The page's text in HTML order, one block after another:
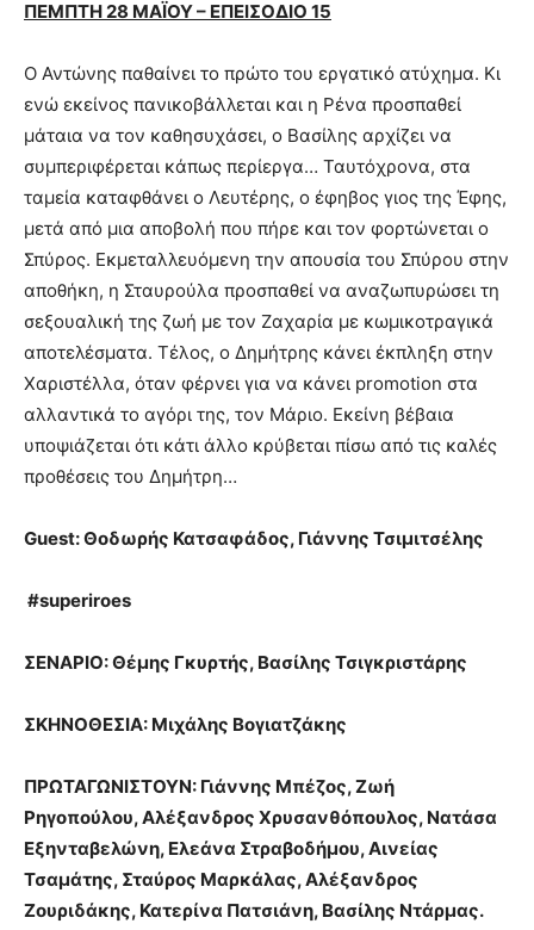
ΠΕΜΠΤΗ 28 ΜΑЇΟΥ – ΕΠΕΙΣΟΔΙΟ 15
Ο Αντώνης παθαίνει το πρώτο του εργατικό ατύχημα. Κι
ενώ εκείνος πανικοβάλλεται και η Ρένα προσπαθεί
μάταια να τον καθησυχάσει, ο Βασίλης αρχίζει να
συμπεριφέρεται κάπως περίεργα… Ταυτόχρονα, στα
ταμεία καταφθάνει ο Λευτέρης, ο έφηβος γιος της Έφης,
μετά από μια αποβολή που πήρε και τον φορτώνεται ο
Σπύρος. Εκμεταλλευόμενη την απουσία του Σπύρου στην
αποθήκη, η Σταυρούλα προσπαθεί να αναζωπυρώσει τη
σεξουαλική της ζωή με τον Ζαχαρία με κωμικοτραγικά
αποτελέσματα. Τέλος, ο Δημήτρης κάνει έκπληξη στην
Χαριστέλλα, όταν φέρνει για να κάνει promotion στα
αλλαντικά το αγόρι της, τον Μάριο. Εκείνη βέβαια
υποψιάζεται ότι κάτι άλλο κρύβεται πίσω από τις καλές
προθέσεις του Δημήτρη…
Guest: Θοδωρής Κατσαφάδος, Γιάννης Τσιμιτσέλης
#superiroes
ΣΕΝΑΡΙΟ: Θέμης Γκυρτής, Βασίλης Τσιγκριστάρης
ΣΚΗΝΟΘΕΣΙΑ: Μιχάλης Βογιατζάκης
ΠΡΩΤΑΓΩΝΙΣΤΟΥΝ: Γιάννης Μπέζος, Ζωή
Ρηγοπούλου, Αλέξανδρος Χρυσανθόπουλος, Νατάσα
Εξηνταβελώνη, Ελεάνα Στραβοδήμου, Αινείας
Τσαμάτης, Σταύρος Μαρκάλας, Αλέξανδρος
Ζουριδάκης, Κατερίνα Πατσιάνη, Βασίλης Ντάρμας.